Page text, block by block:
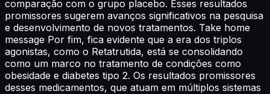
comparação com o grupo placebo. Esses resultados
promissores sugerem avanços significativos na pesquisa
e desenvolvimento de novos tratamentos. Take home
message Por fim, fica evidente que a era dos triplos
agonistas, como o Retatrutida, está se consolidando
como um marco no tratamento de condições como
obesidade e diabetes tipo 2. Os resultados promissores
desses medicamentos, que atuam em múltiplos sistemas